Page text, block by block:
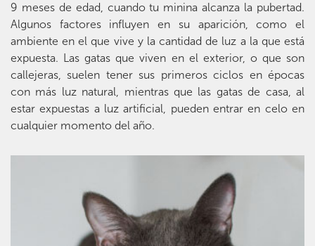
9 meses de edad, cuando tu minina alcanza la pubertad.
Algunos factores influyen en su aparición, como el
ambiente en el que vive y la cantidad de luz a la que está
expuesta. Las gatas que viven en el exterior, o que son
callejeras, suelen tener sus primeros ciclos en épocas
con más luz natural, mientras que las gatas de casa, al
estar expuestas a luz artificial, pueden entrar en celo en
cualquier momento del año.